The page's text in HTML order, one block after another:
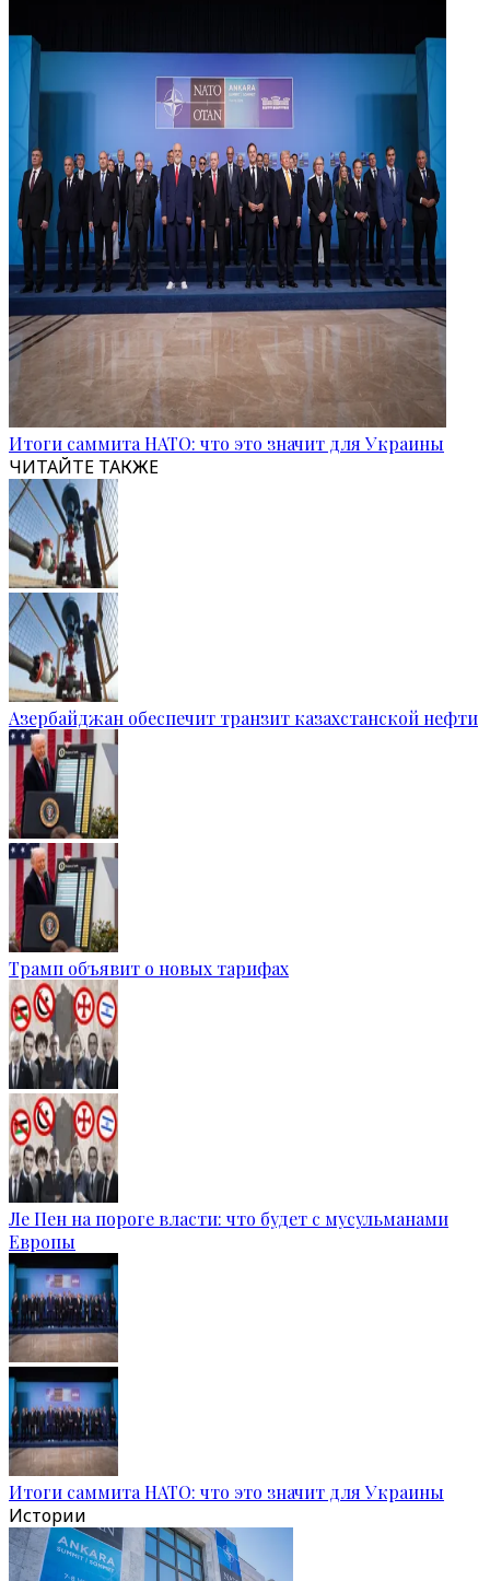
Итоги саммита НАТО: что это значит для Украины
ЧИТАЙТЕ ТАКЖЕ
Азербайджан обеспечит транзит казахстанской нефти
Трамп объявит о новых тарифах
Ле Пен на пороге власти: что будет с мусульманами
Европы
Итоги саммита НАТО: что это значит для Украины
Истории